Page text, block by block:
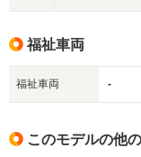
福祉車両
福祉車両 -
このモデルの他